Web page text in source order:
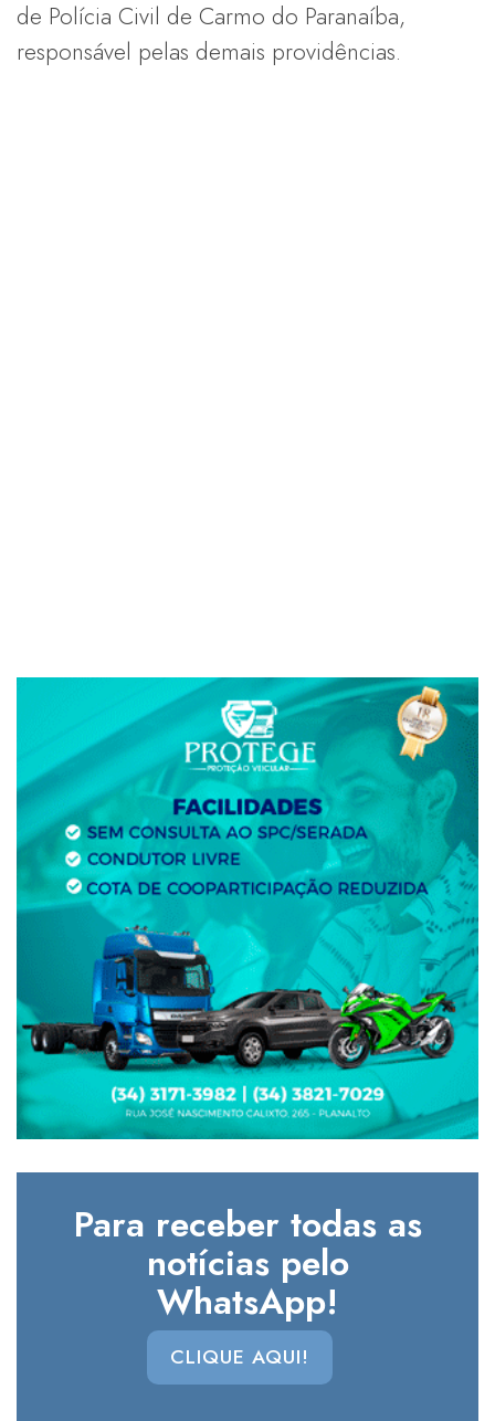
de Polícia Civil de Carmo do Paranaíba,
responsável pelas demais providências.
Para receber todas as
notícias pelo
WhatsApp!
CLIQUE AQUI!